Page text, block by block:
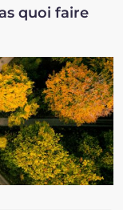
quoi faire